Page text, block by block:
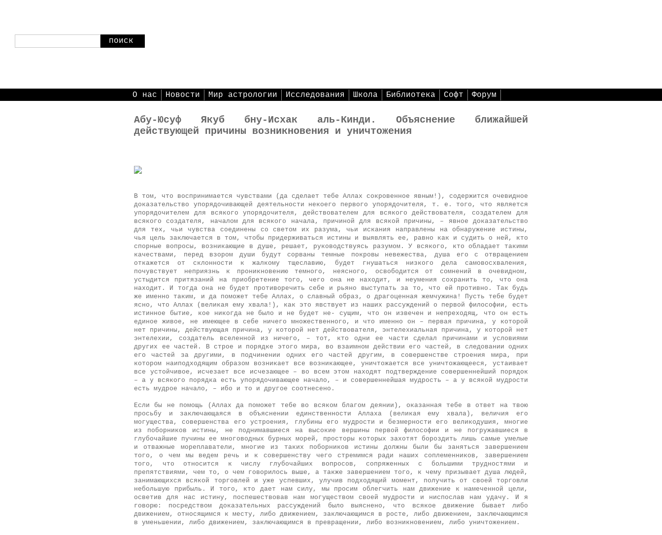
поиск
О нас Новости Мир астрологии Исследования Школа Библиотека Софт Форум
Абу-Юсуф Якуб бну-Исхак аль-Кинди. Объяснение ближайшей
действующей причины возникновения и уничтожения
В том, что воспринимается чувствами (да сделает тебе Аллах сокровенное явным!), содержится очевидное
доказательство упорядочивающей деятельности некоего первого упорядочителя, т. е. того, что является
упорядочителем для всякого упорядочителя, действователем для всякого действователя, создателем для
всякого создателя, началом для всякого начала, причиной для всякой причины, – явное доказательство
для тех, чьи чувства соединены со светом их разума, чьи искания направлены на обнаружение истины,
чья цель заключается в том, чтобы придерживаться истины и выявлять ее, равно как и судить о ней, кто
спорные вопросы, возникающие в душе, решает, руководствуясь разумом. У всякого, кто обладает такими
качествами, перед взором души будут сорваны темные покровы невежества, душа его с отвращением
откажется от склонности к жалкому тщеславию, будет гнушаться низкого дела самовосхваления,
почувствует неприязнь к проникновению темного, неясного, освободится от сомнений в очевидном,
устыдится притязаний на приобретение того, чего она не находит, и неумения сохранить то, что она
находит. И тогда она не будет противоречить себе и рьяно выступать за то, что ей противно. Так будь
же именно таким, и да поможет тебе Аллах, о славный образ, о драгоценная жемчужина! Пусть тебе будет
ясно, что Аллах (великая ему хвала!), как это явствует из наших рассуждений о первой философии, есть
истинное бытие, кое никогда не было и не будет не- сущим, что он извечен и непреходящ, что он есть
единое живое, не имеющее в себе ничего множественного, и что именно он – первая причина, у которой
нет причины, действующая причина, у которой нет действователя, энтелехиальная причина, у которой нет
энтелехии, создатель вселенной из ничего, – тот, кто одни ее части сделал причинами и условиями
других ее частей. В строе и порядке этого мира, во взаимном действии его частей, в следовании одних
его частей за другими, в подчинении одних его частей другим, в совершенстве строения мира, при
котором наиподходящим образом возникает все возникающее, уничтожается все уничтожающееся, устаивает
все устойчивое, исчезает все исчезающее – во всем этом находят подтверждение совершеннейший порядок
– а у всякого порядка есть упорядочивающее начало, – и совершеннейшая мудрость – а у всякой мудрости
есть мудрое начало, – ибо и то и другое соотнесено.
Если бы не помощь (Аллах да поможет тебе во всяком благом деянии), оказанная тебе в ответ на твою
просьбу и заключающаяся в объяснении единственности Аллаха (великая ему хвала), величия его
могущества, совершенства его устроения, глубины его мудрости и безмерности его великодушия, многие
из поборников истины, не поднимавшиеся на высокие вершины первой философии и не погружавшиеся в
глубочайшие пучины ее многоводных бурных морей, просторы которых захотят бороздить лишь самые умелые
и отважные мореплаватели, многие из таких поборников истины должны были бы заняться завершением
того, о чем мы ведем речь и к совершенству чего стремимся ради наших соплеменников, завершением
того, что относится к числу глубочайших вопросов, сопряженных с большими трудностями и
препятствиями, чем то, о чем говорилось выше, а также завершением того, к чему призывает душа людей,
занимающихся всякой торговлей и уже успевших, улучив подходящий момент, получить от своей торговли
небольшую прибыль. И того, кто дает нам силу, мы просим облегчить нам движение к намеченной цели,
осветив для нас истину, поспешествовав нам могуществом своей мудрости и ниспослав нам удачу. И я
говорю: посредством доказательных рассуждений было выяснено, что всякое движение бывает либо
движением, относящимся к месту, либо движением, заключающимся в росте, либо движением, заключающимся
в уменьшении, либо движением, заключающимся в превращении, либо возникновением, либо уничтожением.